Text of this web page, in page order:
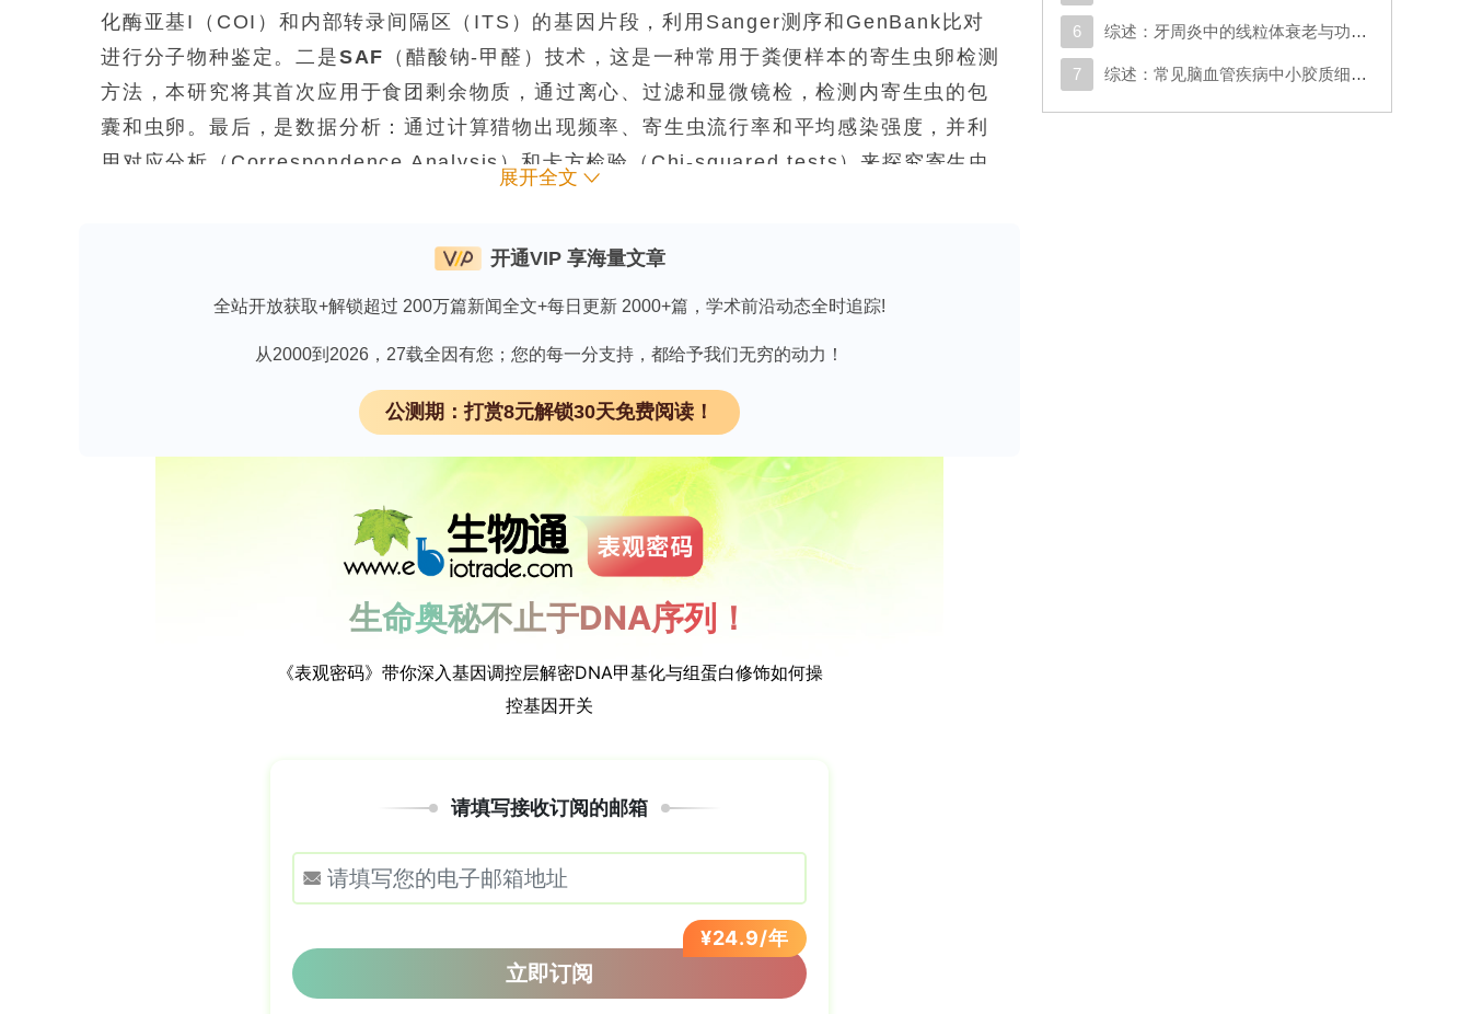
化酶亚基I（COI）和内部转录间隔区（ITS）的基因片段，利用Sanger测序和GenBank比对
进行分子物种鉴定。二是SAF
（醋酸钠-甲醛）技术，这是一种常用于粪便样本的寄生虫卵检测
方法，本研究将其首次应用于食团剩余物质，通过离心、过滤和显微镜检，检测内寄生虫的包
囊和虫卵。最后，是数据分析：通过计算猎物出现频率、寄生虫流行率和平均感染强度，并利
用对应分析（Correspondence Analysis）和卡方检验（Chi-squared tests）来探究寄生虫
下载【CD2-CD25信号轴免疫治疗靶点】，获取相关药物开发的最新进展。
通过对82个食团中硬质残骸的分析，研究人员明确了帝企鹅在福克兰群岛的饮食结构。结果表
明，其主要食物包括鱼类、甲壳类、多毛类和头足类，其中鱼类是最主要的猎物。在鱼类中，
Patagonotothen属的鳐鳍鱼（ray-thinned fish）最为常见。
研究人员运用了形态学、分子鉴定和SAF技术三种方法来检测食团中的内寄生虫。
通过形态学和分子鉴定发现的幼虫 ：在食团中发现的寄生虫幼虫绝大多数为线虫，属于两个
科。最主要的是异尖科（Anisakidae），包括Contracaecum 、 Anisakis
Pseudoterranova三个属，其中Contracaecum的流行率最高。通过分子鉴定，成功区分了
C. osculatum、
Contracaecum的虫卵，但未发现其他异尖科线虫的虫卵。更重要的是，SAF技术首次在
：比较通过食团解剖（发现幼虫）和SAF技术（发现虫卵）两种方法检测寄生虫
展开全文
开通VIP 享海量文章
全站开放获取+解锁超过 200万篇新闻全文+每日更新 2000+篇，学术前沿动态全时追踪!
从2000到2026，27载全因有您；您的每一分支持，都给予我们无穷的动力！
公测期：打赏8元解锁30天免费阅读！
6 综述：牙周炎中的线粒体衰老与功能障碍
7 综述：常见脑血管疾病中小胶质细胞的调控性死亡：机制、异质性及治疗意义